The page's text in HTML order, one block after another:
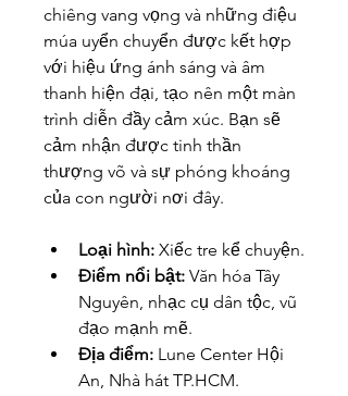
chiêng vang vọng và những điệu
múa uyển chuyển được kết hợp
với hiệu ứng ánh sáng và âm
thanh hiện đại, tạo nên một màn
trình diễn đầy cảm xúc. Bạn sẽ
cảm nhận được tinh thần
thượng võ và sự phóng khoáng
của con người nơi đây.
Loại hình: Xiếc tre kể chuyện.
Điểm nổi bật: Văn hóa Tây
Nguyên, nhạc cụ dân tộc, vũ
đạo mạnh mẽ.
Địa điểm: Lune Center Hội
An, Nhà hát TP.HCM.